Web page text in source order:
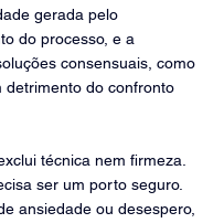
gerada pelo
do processo, e a
consensuais, como
detrimento do confronto
técnica nem firmeza.
ser um porto seguro.
ansiedade ou desespero,